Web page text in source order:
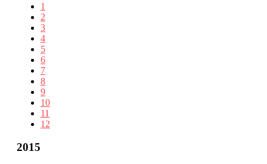
1
2
3
4
5
6
7
8
9
10
11
12
2015